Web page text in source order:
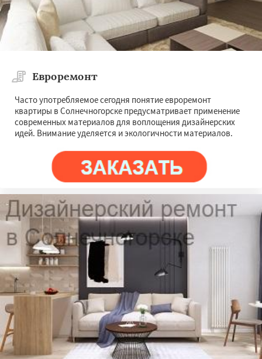
Евроремонт
Часто употребляемое сегодня понятие евроремонт
квартиры в Солнечногорске предусматривает применение
современных материалов для воплощения дизайнерских
идей. Внимание уделяется и экологичности материалов.